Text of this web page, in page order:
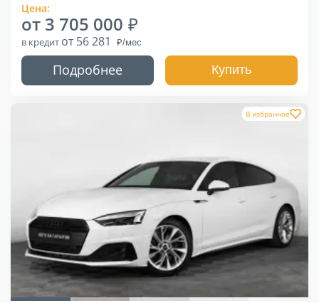
Цена:
от 3 705 000
в кредит от 56 281
Подробнее Купить
В избранное